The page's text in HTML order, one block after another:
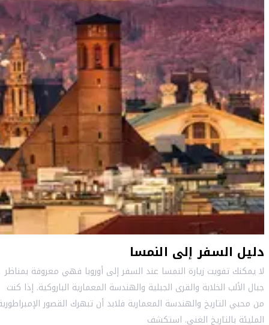
دليل السفر إلى النمسا
لا يمكنك تفويت زيارة النمسا عند السفر إلى أوروبا فهي معروفة بمناظر
جبال الألب الخلابة والقرى الجبلية والهندسة المعمارية الباروكية. إذا كنت
من محبي التاريخ والهندسة المعمارية فلابد أن تبهرك القصور
المليئة بالتاريخ الغني. استكشف